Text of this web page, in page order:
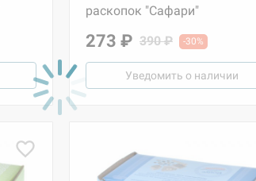
раскопок "Сафари"
273 ₽ 390 ₽ -30%
Уведомить о наличии